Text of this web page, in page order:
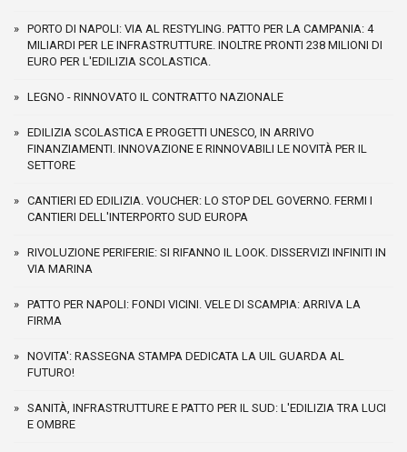
PORTO DI NAPOLI: VIA AL RESTYLING. PATTO PER LA CAMPANIA: 4
MILIARDI PER LE INFRASTRUTTURE. INOLTRE PRONTI 238 MILIONI DI
EURO PER L'EDILIZIA SCOLASTICA.
LEGNO - RINNOVATO IL CONTRATTO NAZIONALE
EDILIZIA SCOLASTICA E PROGETTI UNESCO, IN ARRIVO
FINANZIAMENTI. INNOVAZIONE E RINNOVABILI LE NOVITÀ PER IL
SETTORE
CANTIERI ED EDILIZIA. VOUCHER: LO STOP DEL GOVERNO. FERMI I
CANTIERI DELL'INTERPORTO SUD EUROPA
RIVOLUZIONE PERIFERIE: SI RIFANNO IL LOOK. DISSERVIZI INFINITI IN
VIA MARINA
PATTO PER NAPOLI: FONDI VICINI. VELE DI SCAMPIA: ARRIVA LA
FIRMA
NOVITA': RASSEGNA STAMPA DEDICATA LA UIL GUARDA AL
FUTURO!
SANITÀ, INFRASTRUTTURE E PATTO PER IL SUD: L'EDILIZIA TRA LUCI
E OMBRE